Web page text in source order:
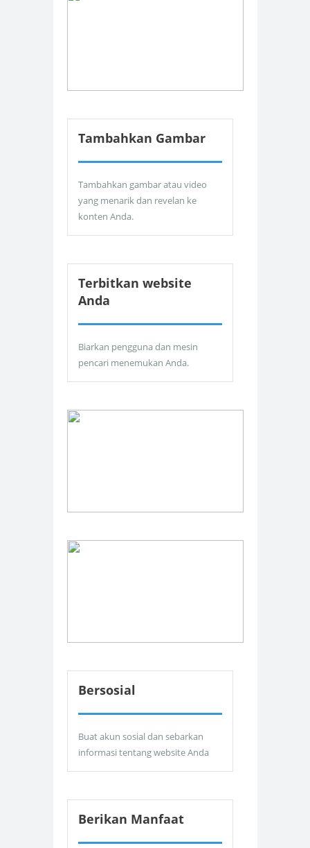
Tambahkan Gambar
Tambahkan gambar atau video
yang menarik dan revelan ke
konten Anda.
Terbitkan website
Anda
Biarkan pengguna dan mesin
pencari menemukan Anda.
Bersosial
Buat akun sosial dan sebarkan
informasi tentang website Anda
Berikan Manfaat